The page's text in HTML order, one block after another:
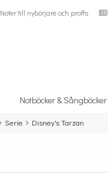
Noter till nybörjare och proffs
Notböcker & Sångböcker
Serie Disney's Tarzan